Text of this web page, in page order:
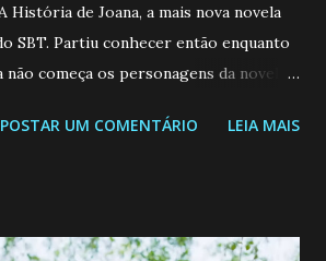
História de Joana, a mais nova novela
SBT. Partiu conhecer então enquanto
começa os personagens da novela?
26 JOANA GUADALUPE (Camila
até encontrar o homem que realmente
POSTAR UM COMENTÁRIO LEIA MAIS